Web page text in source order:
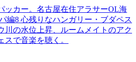
ッカー。名古屋在住アラサーOL海
編8 心残りなハンガリー・ブダペス
川の水位上昇、ルームメイトのアク
スで音楽を聴く。